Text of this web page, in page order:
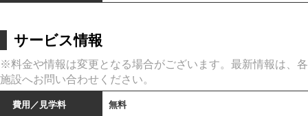
サービス情報
※料金や情報は変更となる場合がございます。最新情報は、各
施設へお問い合わせください。
費用／見学料 無料